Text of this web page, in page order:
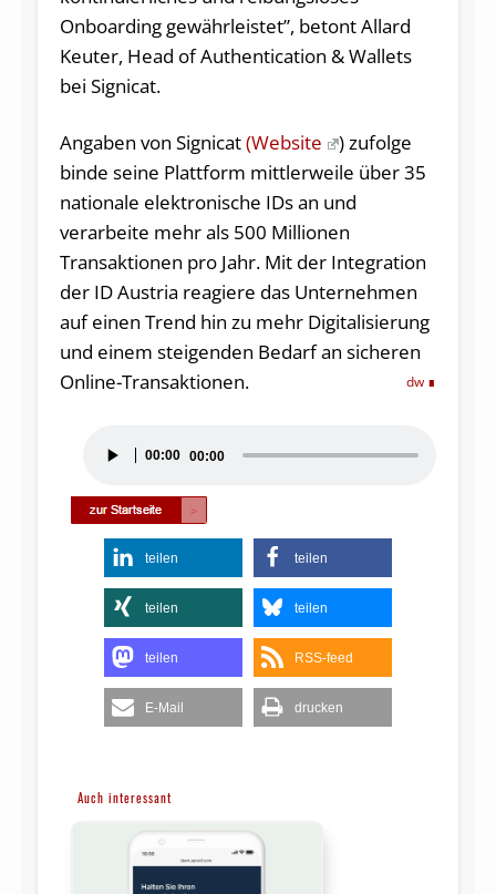
Onboarding gewährleistet”, betont Allard
Keuter, Head of Authentication & Wallets
bei Signicat.
Angaben von Signicat(Website
) zufolge
binde seine Plattform mittlerweile über 35
nationale elektronische IDs an und
verarbeite mehr als 500 Millionen
Transaktionen pro Jahr. Mit der Integration
der ID Austria reagiere das Unternehmen
auf einen Trend hin zu mehr Digitalisierung
und einem steigenden Bedarf an sicheren
Online-Transaktionen.
dw
Player
00:00 00:00
teilen teilen
teilen teilen
teilen RSS-feed
E-Mail drucken
Auch interessant